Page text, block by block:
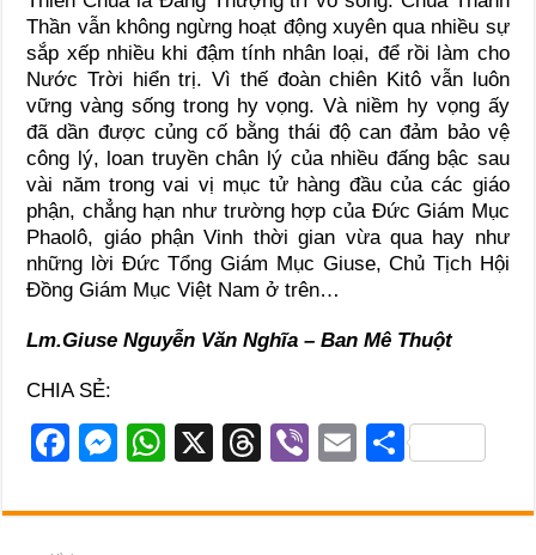
Thần vẫn không ngừng hoạt động xuyên qua nhiều sự
sắp xếp nhiều khi đậm tính nhân loại, để rồi làm cho
Nước Trời hiển trị. Vì thế đoàn chiên Kitô vẫn luôn
vững vàng sống trong hy vọng. Và niềm hy vọng ấy
đã dần được củng cố bằng thái độ can đảm bảo vệ
công lý, loan truyền chân lý của nhiều đấng bậc sau
vài năm trong vai vị mục tử hàng đầu của các giáo
phận, chẳng hạn như trường hợp của Đức Giám Mục
Phaolô, giáo phận Vinh thời gian vừa qua hay như
những lời Đức Tổng Giám Mục Giuse, Chủ Tịch Hội
Đồng Giám Mục Việt Nam ở trên…
Lm.Giuse Nguyễn Văn Nghĩa – Ban Mê Thuột
CHIA SẺ:
F
c
M
ss
W
at
X
T
e
Vi
er
E
ail
S
ar